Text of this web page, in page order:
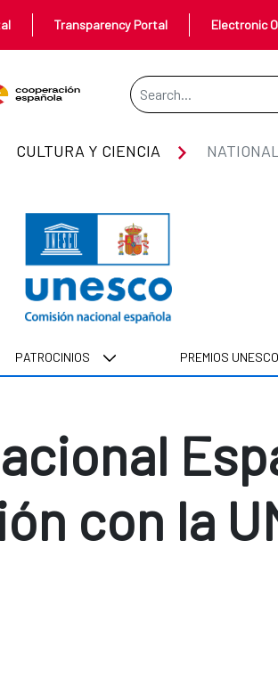
Transparency Portal Electronic
Search Bar
CULTURA Y CIENCIA
PATROCINIOS PREMIOS UNESCO
con la